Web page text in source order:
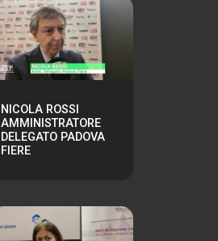
NICOLA ROSSI
AMMINISTRATORE
DELEGATO PADOVA
FIERE